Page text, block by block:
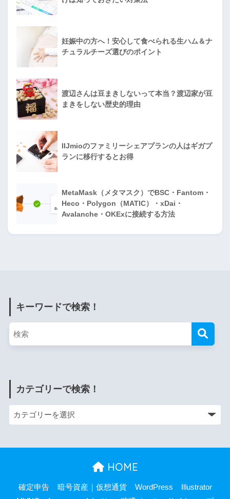
妊娠中の方へ！安心して食べられる生ハム＆ナ
チュラルチーズ選びのポイント
渡辺さんは豆まきしないって本当？渡辺家が豆
まきをしない歴史的理由
IIJmioのファミリーシェアプランの人はギガプ
ランに移行するとお得
MetaMask（メタマスク）でBSC・Fantom・
Heco・Polygon（MATIC）・xDai・
Avalanche・OKExに接続する方法
キーワードで検索！
カテゴリーで検索！
HOME
確定申告 暗号資産｜仮想通貨 WordPress
Illustrator